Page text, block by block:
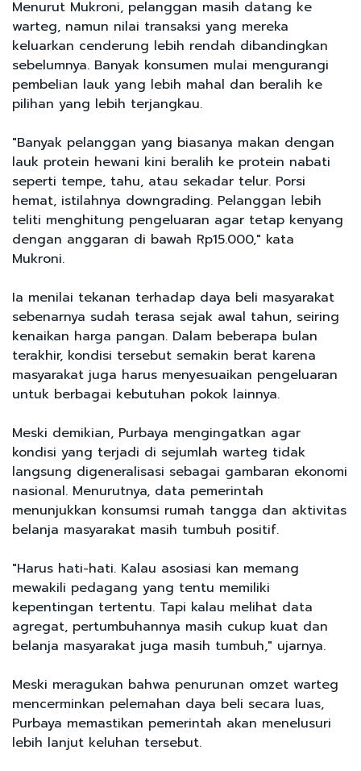
Menurut Mukroni, pelanggan masih datang ke
warteg, namun nilai transaksi yang mereka
keluarkan cenderung lebih rendah dibandingkan
sebelumnya. Banyak konsumen mulai mengurangi
pembelian lauk yang lebih mahal dan beralih ke
pilihan yang lebih terjangkau.
"Banyak pelanggan yang biasanya makan dengan
lauk protein hewani kini beralih ke protein nabati
seperti tempe, tahu, atau sekadar telur. Porsi
hemat, istilahnya downgrading. Pelanggan lebih
teliti menghitung pengeluaran agar tetap kenyang
dengan anggaran di bawah Rp15.000," kata
Mukroni.
Ia menilai tekanan terhadap daya beli masyarakat
sebenarnya sudah terasa sejak awal tahun, seiring
kenaikan harga pangan. Dalam beberapa bulan
terakhir, kondisi tersebut semakin berat karena
masyarakat juga harus menyesuaikan pengeluaran
untuk berbagai kebutuhan pokok lainnya.
Meski demikian, Purbaya mengingatkan agar
kondisi yang terjadi di sejumlah warteg tidak
langsung digeneralisasi sebagai gambaran ekonomi
nasional. Menurutnya, data pemerintah
menunjukkan konsumsi rumah tangga dan aktivitas
belanja masyarakat masih tumbuh positif.
"Harus hati-hati. Kalau asosiasi kan memang
mewakili pedagang yang tentu memiliki
kepentingan tertentu. Tapi kalau melihat data
agregat, pertumbuhannya masih cukup kuat dan
belanja masyarakat juga masih tumbuh," ujarnya.
Meski meragukan bahwa penurunan omzet warteg
mencerminkan pelemahan daya beli secara luas,
Purbaya memastikan pemerintah akan menelusuri
lebih lanjut keluhan tersebut.